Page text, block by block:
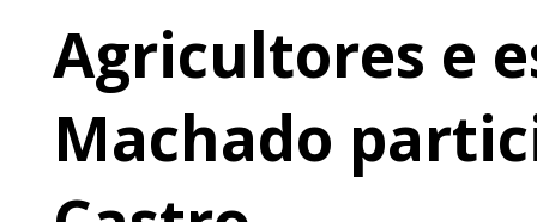
Agricultores e
Machado